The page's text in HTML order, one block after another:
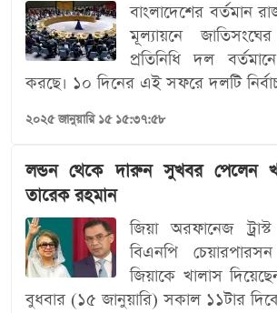
বাংলাদেশের বর্তমান
মূল্যায়নে
প্রতিনিধি দল
করছে। ১০ দিনের এই সফরে দলটি
২০২৫ জানুয়ারি ১৫ ১৫:৩৭:৫৮
লন্ডন থেকে দারুন সুখবর পেলেন
তারেক রহমান
জিয়া অরফানেজ
বিএনপি
জিয়াকে খালাস
বুধবার (১৫ জানুয়ারি) সকাল ১১টার